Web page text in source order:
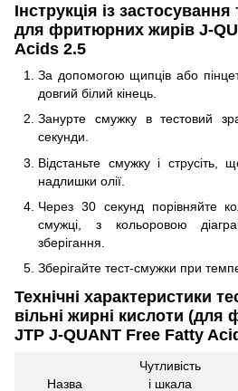
Інструкція із
для фритюрних жирів J-
Acids 2.5
За допомогою щипців або
довгий білий кінець.
Занурте смужку в тестовий
секунди.
Відстаньте смужку і
надлишки олії.
Через 30 секунд порівняйте
смужці, з кольоровою
зберігання.
Зберігайте тест-смужки при
Технічні характеристики
вільні жирні кислоти
JTP J-QUANT Free Fatty
Назва
Чутливість
і шкала